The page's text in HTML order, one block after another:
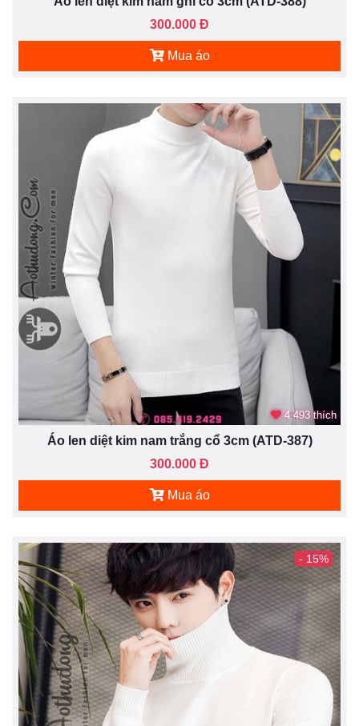
300.000 Đ
Mua áo
4.493 thích
Áo len diệt kim nam trắng cổ 3cm (ATD-387)
300.000 Đ
Mua áo
- 15%